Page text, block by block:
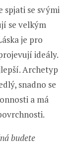
spjati se svými
se velkým
je pro
ideály.
Archetyp
snadno se
a má
budete